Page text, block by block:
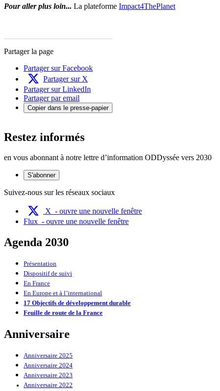
Pour aller plus loin... La plateforme Impact4ThePlanet
Partager la page
Partager sur Facebook
Partager sur X
Partager sur LinkedIn
Partager par email
Copier dans le presse-papier
Restez informés
en vous abonnant à notre lettre d’information ODDyssée vers 2030
S'abonner
Suivez-nous sur les réseaux sociaux
X - ouvre une nouvelle fenêtre
Flux - ouvre une nouvelle fenêtre
Agenda 2030
Présentation
Dispositif de suivi
En France
En Europe et à l’international
17 Objectifs de développement durable
Feuille de route de la France
Anniversaire
Anniversaire 2025
Anniversaire 2024
Anniversaire 2023
Anniversaire 2022